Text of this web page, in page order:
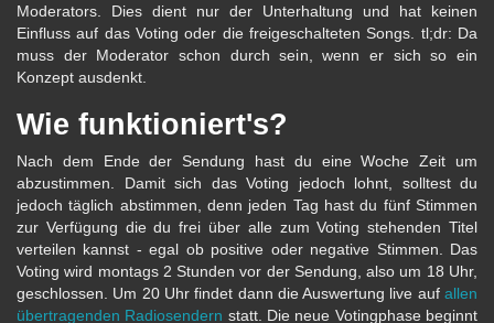
Moderators. Dies dient nur der Unterhaltung und hat keinen
Einfluss auf das Voting oder die freigeschalteten Songs. tl;dr: Da
muss der Moderator schon durch sein, wenn er sich so ein
Konzept ausdenkt.
Wie funktioniert's?
Nach dem Ende der Sendung hast du eine Woche Zeit um
abzustimmen. Damit sich das Voting jedoch lohnt, solltest du
jedoch täglich abstimmen, denn jeden Tag hast du fünf Stimmen
zur Verfügung die du frei über alle zum Voting stehenden Titel
verteilen kannst - egal ob positive oder negative Stimmen. Das
Voting wird montags 2 Stunden vor der Sendung, also um 18 Uhr,
geschlossen. Um 20 Uhr findet dann die Auswertung live auf allen
übertragenden Radiosendern statt. Die neue Votingphase beginnt